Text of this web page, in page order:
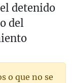
detenido
del
o que no se